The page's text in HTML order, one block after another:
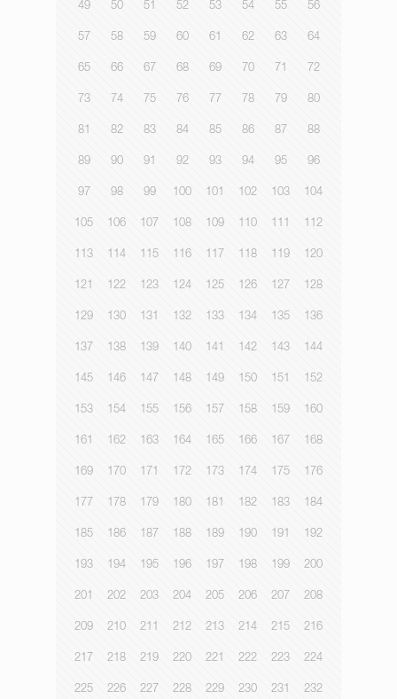
49 50 51 52 53 54 55 56
57 58 59 60 61 62 63 64
65 66 67 68 69 70 71 72
73 74 75 76 77 78 79 80
81 82 83 84 85 86 87 88
89 90 91 92 93 94 95 96
97 98 99 100 101 102 103 104
105 106 107 108 109 110 111 112
113 114 115 116 117 118 119 120
121 122 123 124 125 126 127 128
129 130 131 132 133 134 135 136
137 138 139 140 141 142 143 144
145 146 147 148 149 150 151 152
153 154 155 156 157 158 159 160
161 162 163 164 165 166 167 168
169 170 171 172 173 174 175 176
177 178 179 180 181 182 183 184
185 186 187 188 189 190 191 192
193 194 195 196 197 198 199 200
201 202 203 204 205 206 207 208
209 210 211 212 213 214 215 216
217 218 219 220 221 222 223 224
225 226 227 228 229 230 231 232